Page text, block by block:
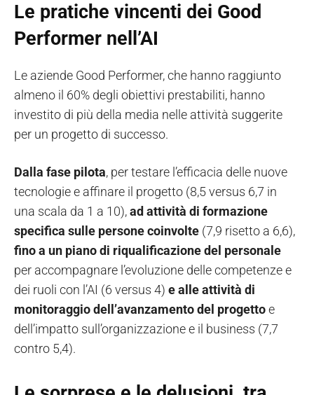
Le pratiche vincenti dei Good
Performer nell’AI
Le aziende Good Performer, che hanno raggiunto
almeno il 60% degli obiettivi prestabiliti, hanno
investito di più della media nelle attività suggerite
per un progetto di successo.
Dalla fase pilota, per testare l’efficacia delle nuove
tecnologie e affinare il progetto (8,5 versus 6,7 in
una scala da 1 a 10),ad attività di formazione
specifica sulle persone coinvolte (7,9 risetto a 6,6),
fino a un piano di riqualificazione del personale
per accompagnare l’evoluzione delle competenze e
dei ruoli con l’AI (6 versus 4) e alle attività di
monitoraggio dell’avanzamento del progettoe
dell’impatto sull’organizzazione e il business (7,7
contro 5,4).